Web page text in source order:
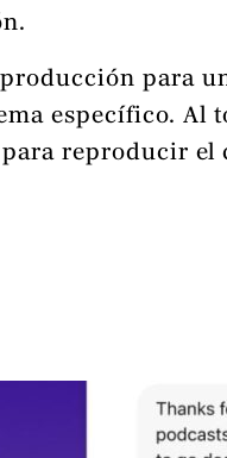
para
específico. Al
reproducir el